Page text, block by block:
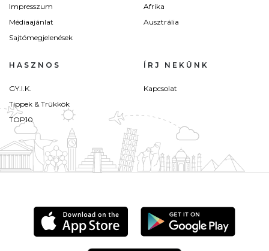
Impresszum
Médiaajánlat
Sajtómegjelenések
Afrika
Ausztrália
HASZNOS
GY.I.K.
Tippek & Trükkök
TOP10
ÍRJ NEKÜNK
Kapcsolat